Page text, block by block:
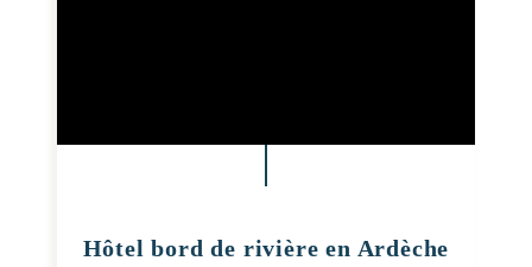
Hôtel bord de rivière en Ardèche